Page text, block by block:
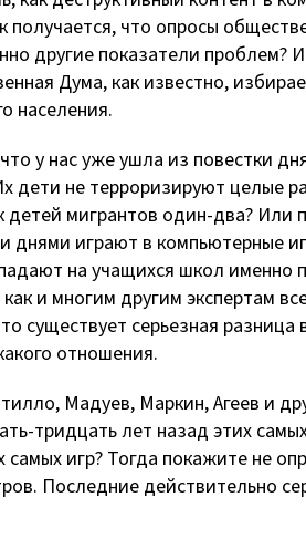
что опросы
другие показатели проблем?
Дума, как известно,
населения.
у нас уже ушла из повестки
дети не терроризируют целые
детей мигрантов один-два? Или
днями играют в компьютерные
на учащихся школ именно
и многим другим экспертам
существует серьезная разница
отношения.
Мадуев, Маркин, Агеев и
тридцать лет назад этих
игр? Тогда покажите не
Последние действительно